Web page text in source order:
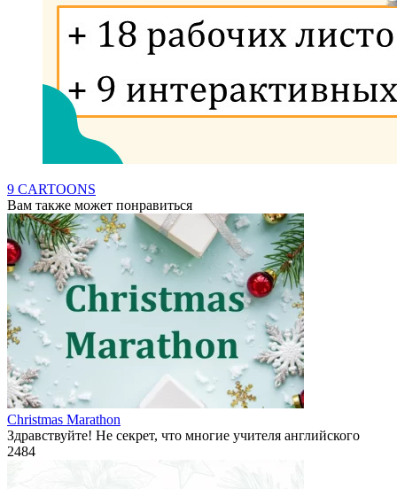
9 CARTOONS
Вам также может понравиться
Christmas Marathon
Здравствуйте! Не секрет, что многие учителя английского
2484